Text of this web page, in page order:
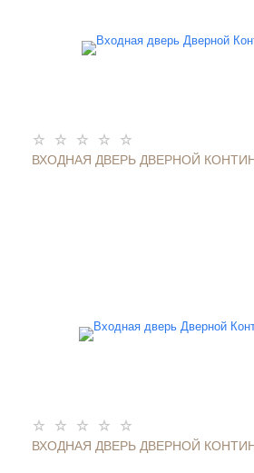
ВХОДНАЯ ДВЕРЬ ДВЕРНОЙ
ВХОДНАЯ ДВЕРЬ ДВЕРНОЙ